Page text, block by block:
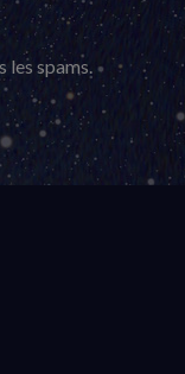
les spams.